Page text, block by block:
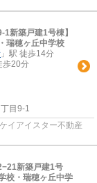
1新築戸建1号棟】
瑞穂ヶ丘中学校
」駅 徒歩14分
歩20分
丁目9-1
イアイスター不動産
新築戸建1号
校・瑞穂ヶ丘中学